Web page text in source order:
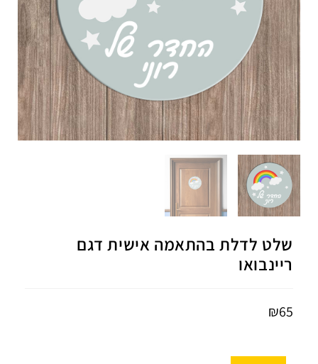
שלט לדלת בהתאמה אישית דגם
ריינבואו
₪65